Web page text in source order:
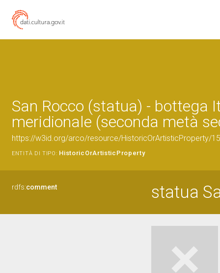
San Rocco (statua) - bottega
meridionale (seconda metà
https://w3id.org/arco/resource/HistoricOrArtisticProperty/
ENTITÀ DI TIPO: HistoricOrArtisticProperty
rdfs:comment statua